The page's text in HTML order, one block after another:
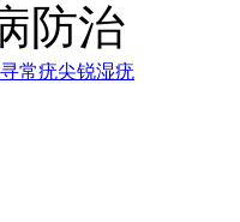
防治
寻常疣尖锐湿疣